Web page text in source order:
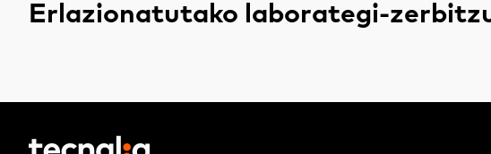
Erlazionatutako laborategi-